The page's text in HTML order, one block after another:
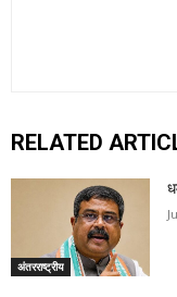
RELATED
अंतरराष्ट्रीय